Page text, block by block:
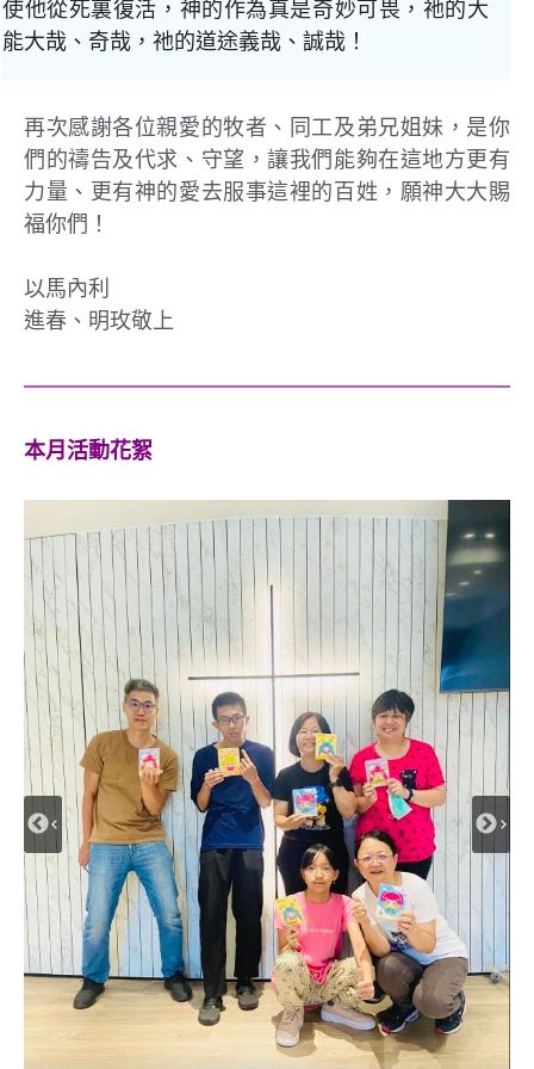
使他從死裏復活，神的作為真是奇妙可畏，祂的大
能大哉、奇哉，祂的道途義哉、誠哉！
再次感謝各位親愛的牧者、同工及弟兄姐妹，是你
們的禱告及代求、守望，讓我們能夠在這地方更有
力量、更有神的愛去服事這裡的百姓，願神大大賜
福你們！
以馬內利
進春、明玫敬上
本月活動花絮
2024.8.11在耶穌裏我們是一家人弟兄姐妹們與新
2024.8.25由卓越行道林慶忠牧師所帶領的團隊舉
2024.8.25與同工們到台北與美國聖地亞哥雅歌堂